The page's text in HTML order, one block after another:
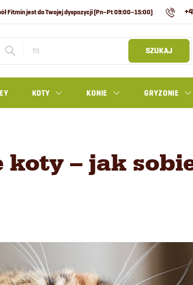
SZUKAJ
KOTY KONIE GRYZONIE
koty – jak